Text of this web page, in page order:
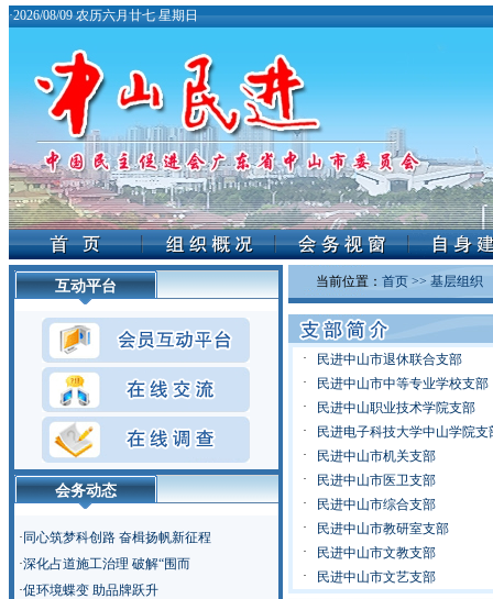
·2026/08/09 农历六月廿七 星期日
互动平台
会务动态
· 同心筑梦科创路 奋楫扬帆新征程
·深化占道施工治理 破解“围而
·促环境蝶变 助品牌跃升
当前位置： 首页 >> 基层组织
·
民进中山市退休联合支部
·
民进中山市中等专业学校支部
·
民进中山职业技术学院支部
·
民进电子科技大学中山学院支
·
民进中山市机关支部
·
民进中山市医卫支部
·
民进中山市综合支部
·
民进中山市教研室支部
·
民进中山市文教支部
·
民进中山市文艺支部